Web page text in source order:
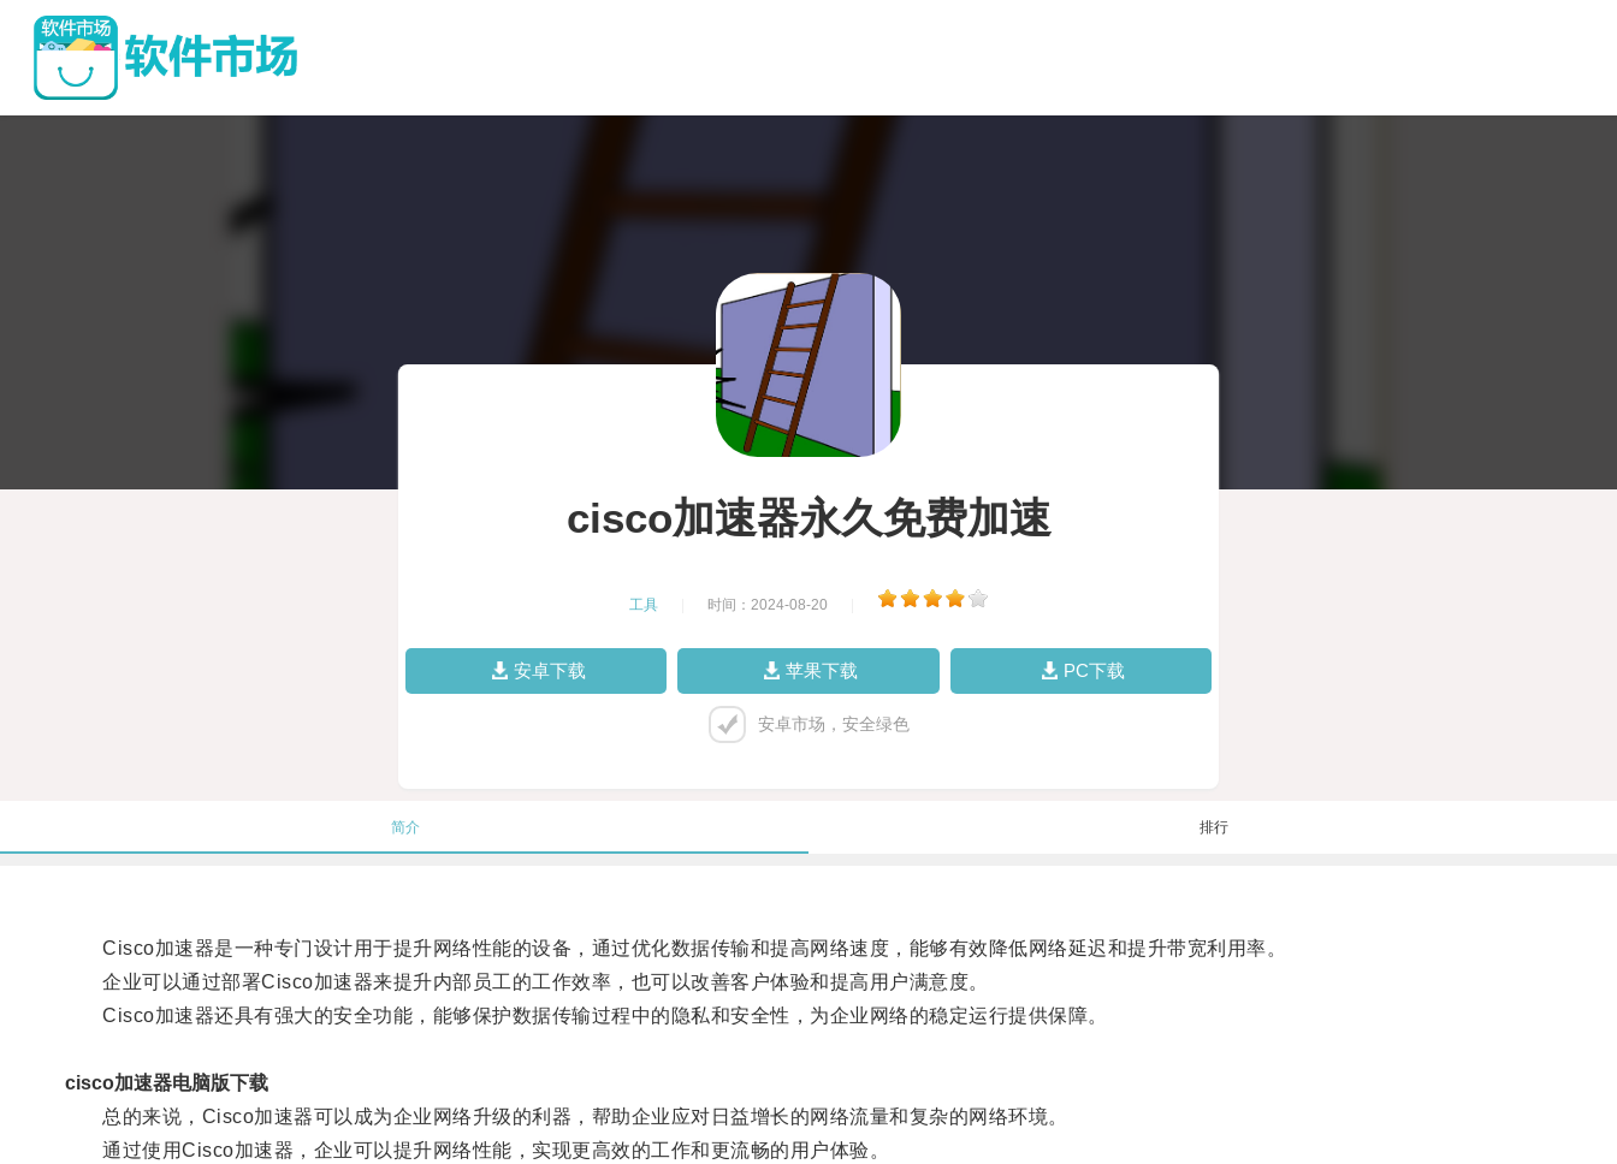
cisco加速器永久免费加速
工具 时间：2024-08-20
安卓下载 苹果下载 PC下载
安卓市场，安全绿色
简介 排行
Cisco加速器是一种专门设计用于提升网络性能的设备，通过优化数据传输和提高网络速度，能够有效降低网络延迟和提升带宽利用率。
企业可以通过部署Cisco加速器来提升内部员工的工作效率，也可以改善客户体验和提高用户满意度。
Cisco加速器还具有强大的安全功能，能够保护数据传输过程中的隐私和安全性，为企业网络的稳定运行提供保障。
cisco加速器电脑版下载
总的来说，Cisco加速器可以成为企业网络升级的利器，帮助企业应对日益增长的网络流量和复杂的网络环境。
通过使用Cisco加速器，企业可以提升网络性能，实现更高效的工作和更流畅的用户体验。